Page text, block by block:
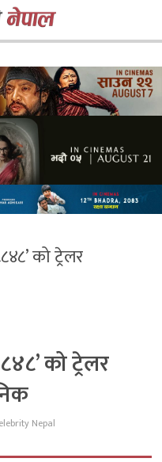
को ट्रेलर
को ट्रेलर
Nepal